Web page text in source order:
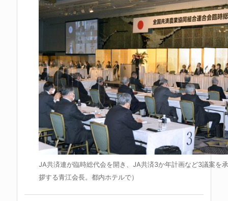
JA共済連が臨時総代会を開き、JA共済3か年計画など3議案を
拶する青江会長。都内ホテルで）